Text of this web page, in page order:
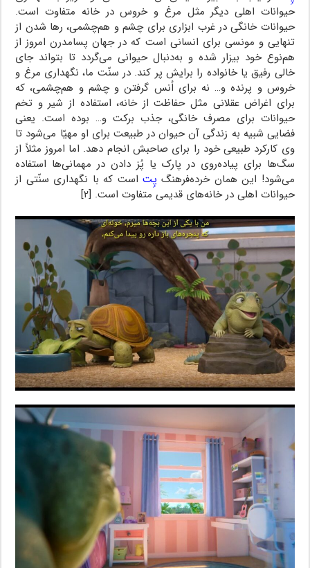
حیوانات اهلی دیگر مثل مرغ و خروس در خانه متفاوت است.
حیوانات خانگی در غرب ابزاری برای چشم و هم‌چشمی، رها شدن از
تنهایی و مونسی برای انسانی است که در جهان پسامدرن امروز از
هم‌نوع خود بیزار شده و به‌دنبال حیوانی می‌گردد تا بتواند جای
خالی رفیق یا خانواده را برایش پر کند. در سنّت ما، نگهداری مرغ و
خروس و پرنده و… نه برای اُنس گرفتن و چشم و هم‌چشمی، که
برای اغراض عقلانی مثل حفاظت از خانه، استفاده از شیر و تخم
حیوانات برای مصرف خانگی، جذب برکت و… بوده است. یعنی
فضایی شبیه به زندگی آن حیوان در طبیعت برای او مهیّا می‌شود تا
وی کارکرد طبیعی خود را برای صاحبش انجام دهد. اما امروز مثلاً از
سگ‌ها برای پیاده‌روی در پارک یا پُز دادن در مهمانی‌ها استفاده
می‌شود! این همان خرده‌فرهنگ پِت است که با نگهداری سنّتی از
حیوانات اهلی در خانه‌های قدیمی متفاوت است. [۲]